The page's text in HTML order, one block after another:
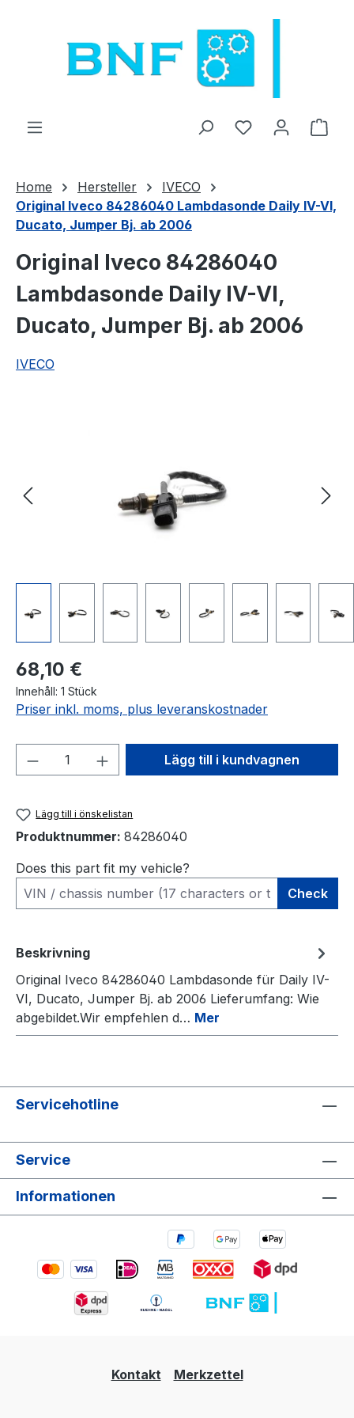
Du har 0 objekt
Home Hersteller
IVECO
Original Iveco 84286040 Lambdasonde Daily IV-VI,
Ducato, Jumper Bj. ab 2006
Original Iveco 84286040
Lambdasonde Daily IV-VI,
Ducato, Jumper Bj. ab 2006
IVECO
Ordinarie pris:
68,10 €
Innehåll: 1 Stück
Priser inkl. moms, plus leveranskostnader
Produktkvantitet: Ange önskat belopp
Lägg till i kundvagnen
Lägg till i önskelistan
Produktnummer: 84286040
Does this part fit my vehicle?
Check
Beskrivning
Original Iveco 84286040 Lambdasonde für Daily IV-
VI, Ducato, Jumper Bj. ab 2006 Lieferumfang: Wie
abgebildet.Wir empfehlen d… Mer
Servicehotline
Service
Informationen
Kontakt Merkzettel